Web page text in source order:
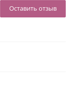
Оставить отзыв